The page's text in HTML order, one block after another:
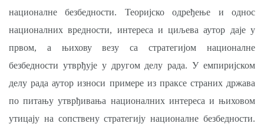
националне безбедности. Теоријско одређење и однос
националних вредности, интереса и циљева аутор даје у
првом, а њихову везу са стратегијом националне
безбедности утврђује у другом делу рада. У емпиријском
делу рада аутор износи примере из праксе страних држава
по питању утврђивања националних интереса и њиховом
утицају на сопствену стратегију националне безбедности.